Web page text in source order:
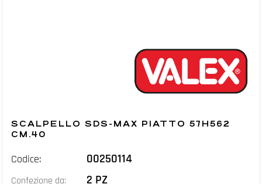
SCALPELLO SDS-MAX PIATTO 57H562
CM.40
Codice: 00250114
Confezione da: 2 PZ